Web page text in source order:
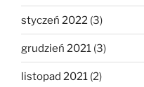
styczeń 2022 (3)
grudzień 2021 (3)
listopad 2021 (2)